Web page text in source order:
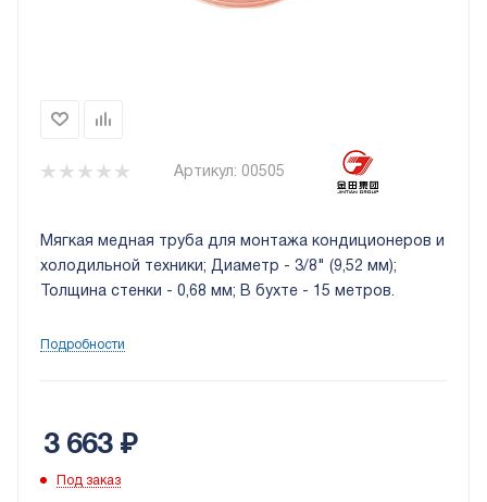
Артикул: 00505
Мягкая медная труба для монтажа кондиционеров и
холодильной техники; Диаметр - 3/8" (9,52 мм);
Толщина стенки - 0,68 мм; В бухте - 15 метров.
Подробности
3 663₽
Под заказ